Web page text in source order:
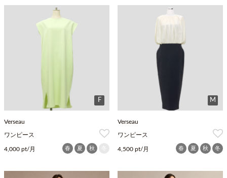
F
Verseau
ワンピース
4,000 pt/月 春 夏 秋
M
Verseau
ワンピース
4,500 pt/月 春 夏 秋 冬